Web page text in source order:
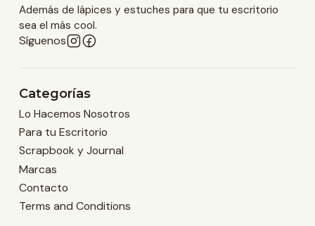
Además de lápices y estuches para que tu escritorio
sea el más cool.
Síguenos
Categorías
Lo Hacemos Nosotros
Para tu Escritorio
Scrapbook y Journal
Marcas
Contacto
Terms and Conditions